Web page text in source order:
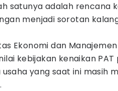
satunya adalah rencana
menjadi sorotan
Ekonomi dan
kebijakan kenaikan
usaha yang saat ini masih